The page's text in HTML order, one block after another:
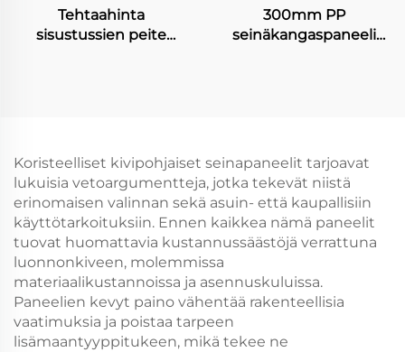
Tehtaahinta
sisustussien peite
300mm PP
seinäkangaspaneeli
Koristeelliset kivipohjaiset seinapaneelit tarjoavat
lukuisia vetoargumentteja, jotka tekevät niistä
erinomaisen valinnan sekä asuin- että kaupallisiin
käyttötarkoituksiin. Ennen kaikkea nämä paneelit
tuovat huomattavia kustannussäästöjä verrattuna
luonnonkiveen, molemmissa
materiaalikustannoissa ja asennuskuluissa.
Paneelien kevyt paino vähentää rakenteellisia
vaatimuksia ja poistaa tarpeen
lisämaantyyppitukeen, mikä tekee ne